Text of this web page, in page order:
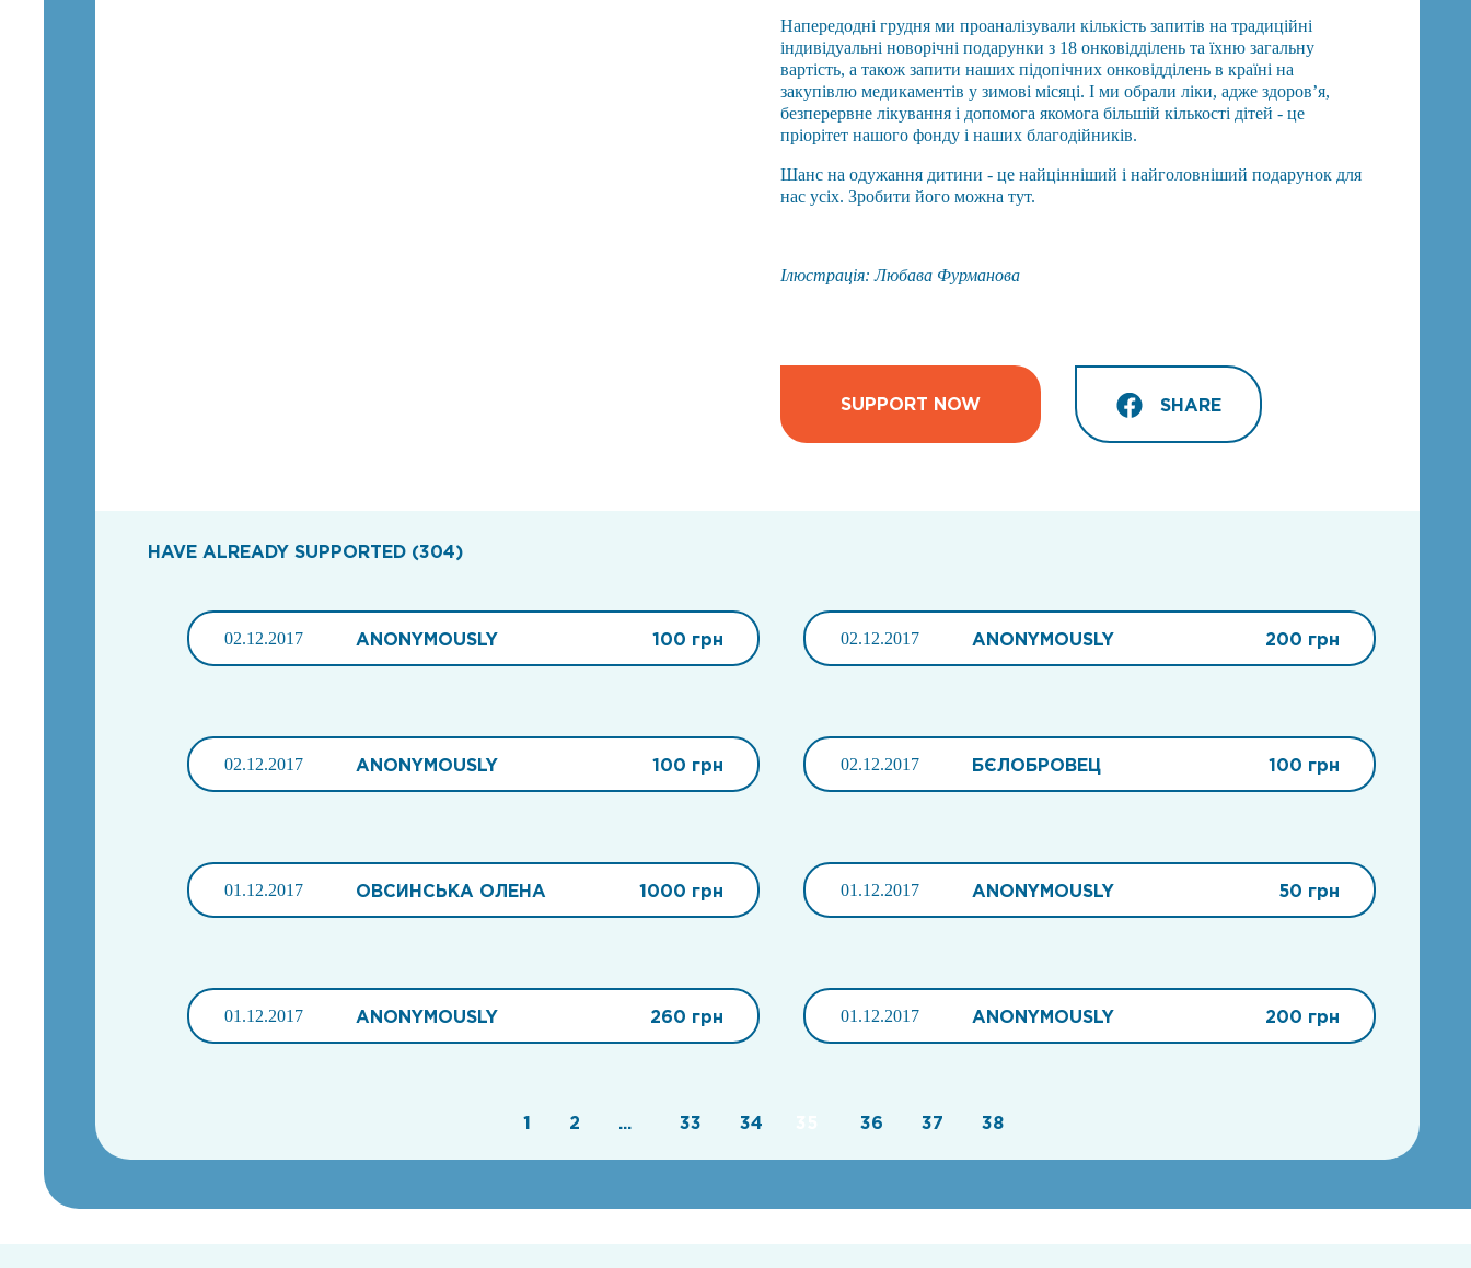
Напередодні грудня ми проаналізували кількість запитів на традиційні
індивідуальні новорічні подарунки з 18 онковідділень та їхню загальну
вартість, а також запити наших підопічних онковідділень в країні на
закупівлю медикаментів у зимові місяці. І ми обрали ліки, адже здоров’я,
безперервне лікування і допомога якомога більшій кількості дітей - це
пріорітет нашого фонду і наших благодійників.
Шанс на одужання дитини - це найцінніший і найголовніший подарунок для
нас усіх. Зробити його можна тут.
Ілюстрація: Любава Фурманова
SUPPORT NOW SHARE
HAVE ALREADY SUPPORTED (304)
02.12.2017 ANONYMOUSLY 100 грн 02.12.2017 ANONYMOUSLY 200 грн
02.12.2017 ANONYMOUSLY 100 грн 02.12.2017 БЄЛОБРОВЕЦ 100 грн
01.12.2017 ОВСИНСЬКА ОЛЕНА 1000 грн 01.12.2017 ANONYMOUSLY 50 грн
01.12.2017 ANONYMOUSLY 260 грн 01.12.2017 ANONYMOUSLY 200 грн
1 2 ... 33 34 36 37 38